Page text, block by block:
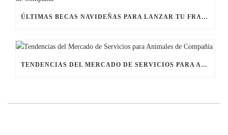
ÚLTIMAS BECAS NAVIDEÑAS PARA LANZAR TU FRANQUICIA DE ANIMALES DE COMPAÑÍA
TENDENCIAS DEL MERCADO DE SERVICIOS PARA ANIMALES DE COMPAÑÍA